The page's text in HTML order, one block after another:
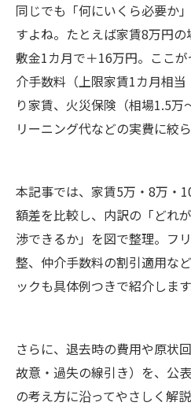
同じでも「何にいくら必要か
すよね。たとえば家賃8万円の
敷金1カ月で＋16万円。ここ
介手数料（上限家賃1カ月相
り家賃、火災保険（相場1.5
リーニング代などの実費に絞ら
本記事では、家賃5万・8万・
額差を比較し、内訳の「どれ
渉できるか」を図で整理。フ
整、仲介手数料の割引適用な
ックも具体例つきで紹介します
さらに、退去時の費用や原状
故意・過失の線引き）を、公
の考え方に沿ってやさしく解